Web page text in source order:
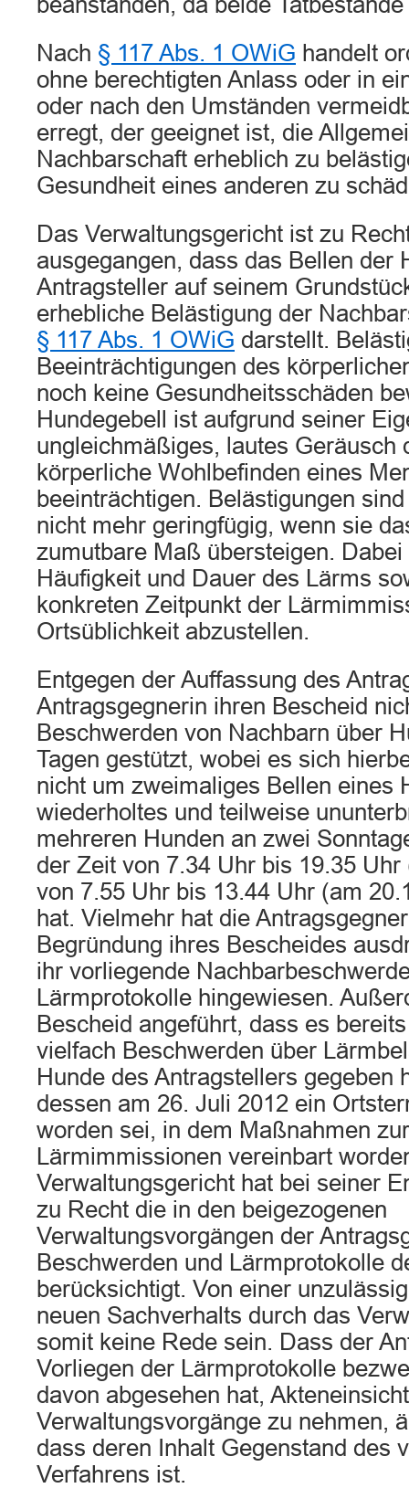
Nach § 117 Abs. 1 OWiG handelt
ohne berechtigten Anlass oder in
oder nach den Umständen
erregt, der geeignet ist, die
Nachbarschaft erheblich zu
Gesundheit eines anderen zu
Das Verwaltungsgericht ist zu
ausgegangen, dass das Bellen der
Antragsteller auf seinem
erhebliche Belästigung der
§ 117 Abs. 1 OWiG darstellt.
Beeinträchtigungen des
noch keine Gesundheitsschäden
Hundegebell ist aufgrund seiner
ungleichmäßiges, lautes Geräusch
körperliche Wohlbefinden eines
beeinträchtigen. Belästigungen
nicht mehr geringfügig, wenn sie
zumutbare Maß übersteigen.
Häufigkeit und Dauer des Lärms
konkreten Zeitpunkt der
Ortsüblichkeit abzustellen.
Entgegen der Auffassung des
Antragsgegnerin ihren Bescheid
Beschwerden von Nachbarn über
Tagen gestützt, wobei es sich
nicht um zweimaliges Bellen eines
wiederholtes und teilweise
mehreren Hunden an zwei
der Zeit von 7.34 Uhr bis 19.35
von 7.55 Uhr bis 13.44 Uhr (am
hat. Vielmehr hat die
Begründung ihres Bescheides
ihr vorliegende
Lärmprotokolle hingewiesen.
Bescheid angeführt, dass es
vielfach Beschwerden über
Hunde des Antragstellers gegeben
dessen am 26. Juli 2012 ein
worden sei, in dem Maßnahmen
Lärmimmissionen vereinbart
Verwaltungsgericht hat bei seiner
zu Recht die in den beigezogenen
Verwaltungsvorgängen der
Beschwerden und Lärmprotokolle
berücksichtigt. Von einer
neuen Sachverhalts durch das
somit keine Rede sein. Dass der
Vorliegen der Lärmprotokolle
davon abgesehen hat,
Verwaltungsvorgänge zu nehmen,
dass deren Inhalt Gegenstand des
Verfahrens ist.